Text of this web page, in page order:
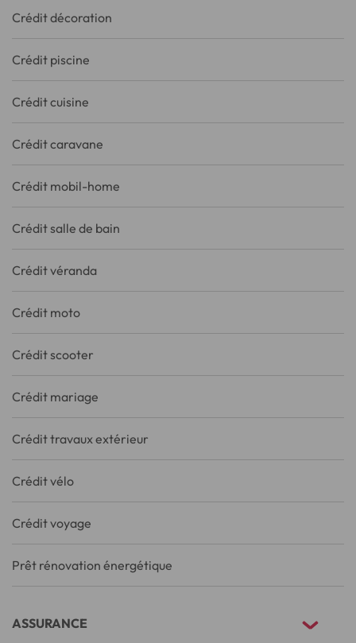
Crédit décoration
Crédit piscine
Crédit cuisine
Crédit caravane
Crédit mobil-home
Crédit salle de bain
Crédit véranda
Crédit moto
Crédit scooter
Crédit mariage
Crédit travaux extérieur
Crédit vélo
Crédit voyage
Prêt rénovation énergétique
ASSURANCE